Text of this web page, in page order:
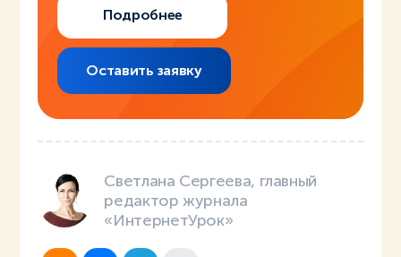
Подробнее
Оставить заявку
Светлана Сергеева, главный
редактор журнала
«ИнтернетУрок»